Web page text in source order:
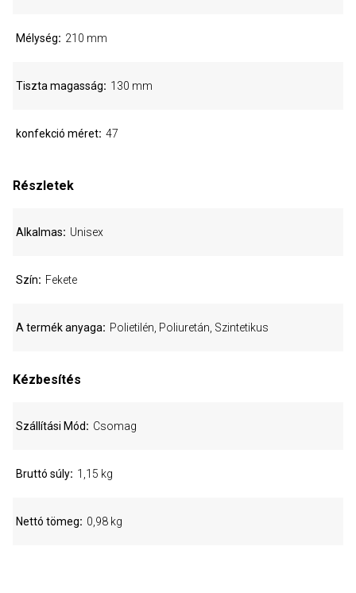
Mélység 210 mm
Tiszta magasság 130 mm
konfekció méret 47
Részletek
Alkalmas Unisex
Szín Fekete
A termék anyaga Polietilén, Poliuretán, Szintetikus
Kézbesítés
Szállítási Mód Csomag
Bruttó súly 1,15 kg
Nettó tömeg 0,98 kg